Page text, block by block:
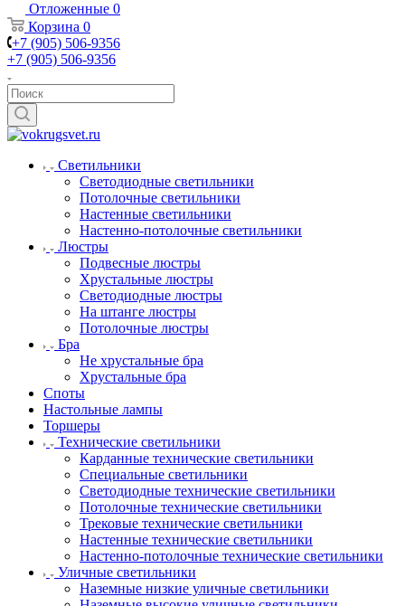
Отложенные 0
Корзина 0
+7 (905) 506-9356
+7 (905) 506-9356
Светильники
Светодиодные светильники
Потолочные светильники
Настенные светильники
Настенно-потолочные светильники
Люстры
Подвесные люстры
Хрустальные люстры
Светодиодные люстры
На штанге люстры
Потолочные люстры
Бра
Не хрустальные бра
Хрустальные бра
Споты
Настольные лампы
Торшеры
Технические светильники
Карданные технические светильники
Специальные светильники
Светодиодные технические светильники
Потолочные технические светильники
Трековые технические светильники
Настенные технические светильники
Настенно-потолочные технические светильники
Уличные светильники
Наземные низкие уличные светильники